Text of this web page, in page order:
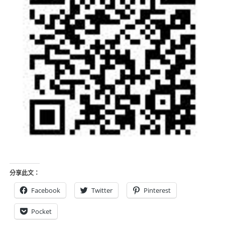
分享此文：
Facebook Twitter Pinterest
Pocket